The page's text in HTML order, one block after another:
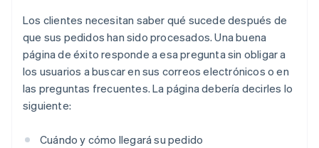
Los clientes necesitan saber qué sucede después de
que sus pedidos han sido procesados. Una buena
página de éxito responde a esa pregunta sin obligar a
los usuarios a buscar en sus correos electrónicos o en
las preguntas frecuentes. La página debería decirles lo
siguiente:
Cuándo y cómo llegará su pedido